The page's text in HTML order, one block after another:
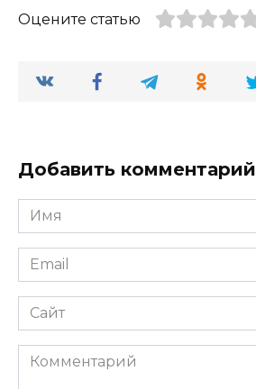
Оцените статью
Добавить комментарий
Имя
*
Email
*
Сайт
Комментарий